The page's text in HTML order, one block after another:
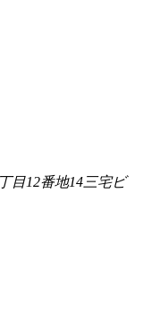
目12番地14 三宅ビ